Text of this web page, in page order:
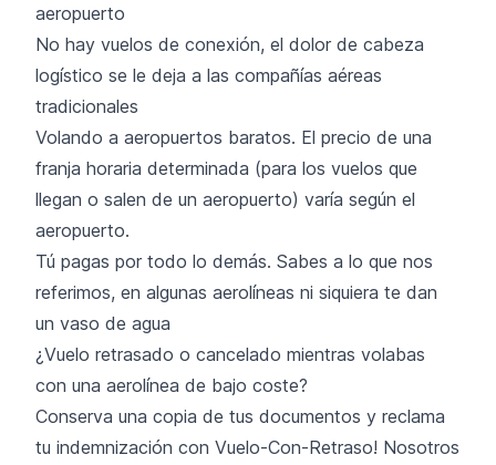
aeropuerto
No hay vuelos de conexión, el dolor de cabeza
logístico se le deja a las compañías aéreas
tradicionales
Volando a aeropuertos baratos. El precio de una
franja horaria determinada (para los vuelos que
llegan o salen de un aeropuerto) varía según el
aeropuerto.
Tú pagas por todo lo demás. Sabes a lo que nos
referimos, en algunas aerolíneas ni siquiera te dan
un vaso de agua
¿Vuelo retrasado o cancelado mientras volabas
con una aerolínea de bajo coste?
Conserva una copia de tus documentos y reclama
tu indemnización con Vuelo-Con-Retraso! Nosotros